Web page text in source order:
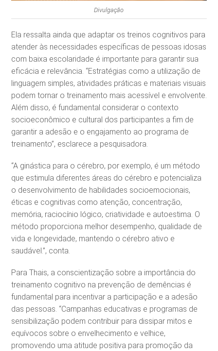
Divulgação
Ela ressalta ainda que adaptar os treinos cognitivos para
atender às necessidades específicas de pessoas idosas
com baixa escolaridade é importante para garantir sua
eficácia e relevância. “Estratégias como a utilização de
linguagem simples, atividades práticas e materiais visuais
podem tornar o treinamento mais acessível e envolvente.
Além disso, é fundamental considerar o contexto
socioeconômico e cultural dos participantes a fim de
garantir a adesão e o engajamento ao programa de
treinamento”, esclarece a pesquisadora.
“A ginástica para o cérebro, por exemplo, é um método
que estimula diferentes áreas do cérebro e potencializa
o desenvolvimento de habilidades socioemocionais,
éticas e cognitivas como atenção, concentração,
memória, raciocínio lógico, criatividade e autoestima. O
método proporciona melhor desempenho, qualidade de
vida e longevidade, mantendo o cérebro ativo e
saudável.”, conta.
Para Thais, a conscientização sobre a importância do
treinamento cognitivo na prevenção de demências é
fundamental para incentivar a participação e a adesão
das pessoas. “Campanhas educativas e programas de
sensibilização podem contribuir para dissipar mitos e
equívocos sobre o envelhecimento e velhice,
promovendo uma atitude positiva para promoção da